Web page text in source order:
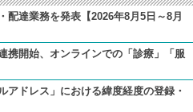
達業務を発表【2026年8月5日～8月
携開始、オンラインでの「診療」「服
アドレス」における緯度経度の登録・